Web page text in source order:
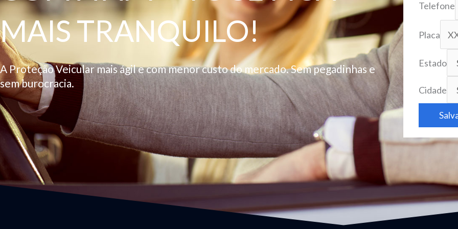
MAIS TRANQUILO!
A Proteção Veicular mais ágil e com menor custo do mercado. Sem pegadinhas e
sem burocracia.
Telefone
Placa
Estado
Cidade